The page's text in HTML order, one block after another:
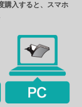
購入すると、スマホ